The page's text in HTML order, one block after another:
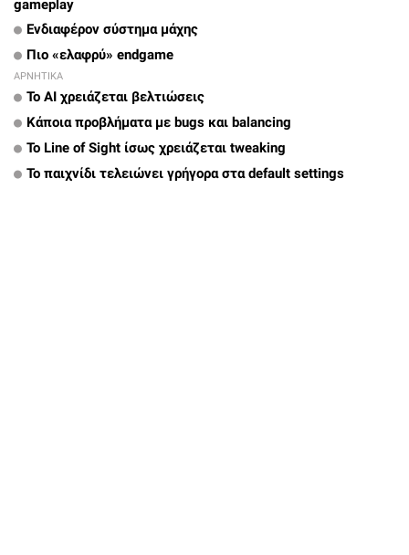
gameplay
Ενδιαφέρον σύστημα μάχης
Πιο «ελαφρύ» endgame
ΑΡΝΗΤΙΚΑ
To AI χρειάζεται βελτιώσεις
Κάποια προβλήματα με bugs και balancing
To Line of Sight ίσως χρειάζεται tweaking
Το παιχνίδι τελειώνει γρήγορα στα default settings